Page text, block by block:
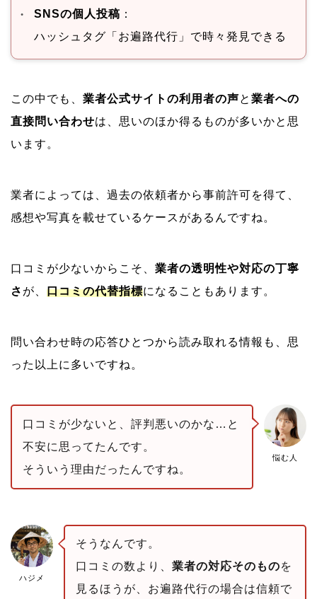
SNSの個人投稿 ：
ハッシュタグ「お遍路代行」で時々発見できる
この中でも、 業者公式サイトの利用者の声と 業者への
直接問い合わせは、思いのほか得るものが多いかと思
います。
業者によっては、過去の依頼者から事前許可を得て、
感想や写真を載せているケースがあるんですね。
口コミが少ないからこそ、 業者の透明性や対応の丁寧
さ が、 口コミの代替指標になることもあります。
問い合わせ時の応答ひとつから読み取れる情報も、思
った以上に多いですね。
悩む人
口コミが少ないと、評判悪いのかな…と
不安に思ってたんです。
そういう理由だったんですね。
ハジメ
そうなんです。
口コミの数より、 業者の対応そのものを
見るほうが、お遍路代行の場合は信頼で